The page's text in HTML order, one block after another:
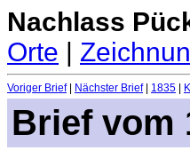
Nachlass
Orte |
Voriger Brief| Nächster Brief| 1835
Brief vom